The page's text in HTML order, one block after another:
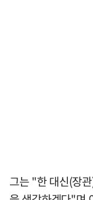
그는 "한 대신(장